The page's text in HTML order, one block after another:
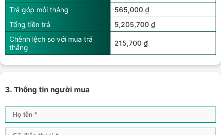
Trả góp mỗi tháng
565,000 ₫
Tổng tiền trả
5,205,700 ₫
Chênh lệch so với mua trả
thẳng
215,700 ₫
3. Thông tin người mua